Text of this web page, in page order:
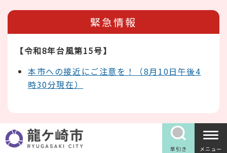
緊急情報
【令和8年台風第15号】
本市への接近にご注意を！（8月10日午後4
時30分現在）
早引き メニュー